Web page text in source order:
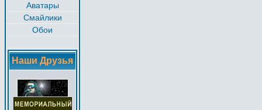
Аватары
Смайлики
Обои
Наши Друзья